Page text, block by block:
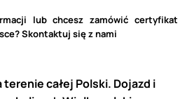
lub chcesz zamówić certyfikat
Skontaktuj się z nami
całej Polski. Dojazd i